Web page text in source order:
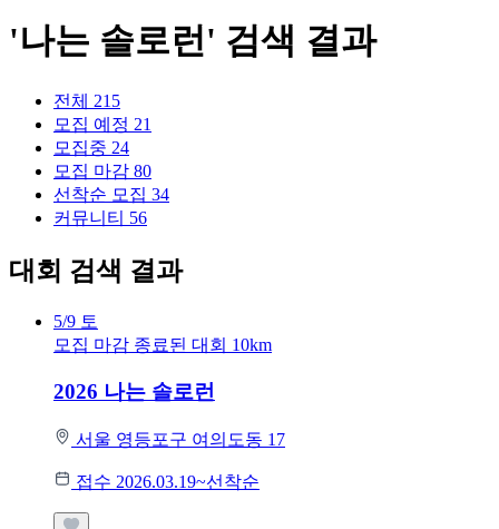
'나는 솔로런' 검색 결과
전체 215
모집 예정 21
모집중 24
모집 마감 80
선착순 모집 34
커뮤니티 56
대회 검색 결과
5/9 토
모집 마감 종료된 대회 10km
2026 나는 솔로런
서울 영등포구 여의도동 17
접수 2026.03.19~선착순